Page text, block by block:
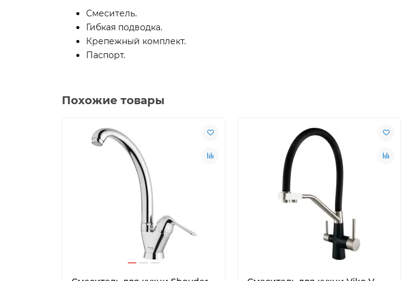
Смеситель.
Гибкая подводка.
Крепежный комплект.
Паспорт.
Похожие товары